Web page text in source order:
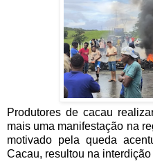
Produtores de cacau
mais uma manifestação na
motivado pela queda
Cacau, resultou na